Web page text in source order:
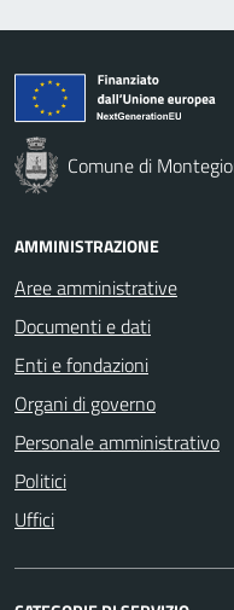
Comune di
AMMINISTRAZIONE
Aree amministrative
Documenti e dati
Enti e fondazioni
Organi di governo
Personale amministrativo
Politici
Uffici